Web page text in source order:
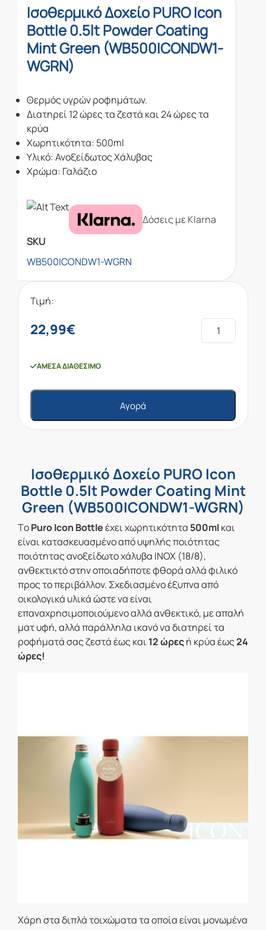
Ισοθερμικό Δοχείο PURO Icon
Bottle 0.5lt Powder Coating
Mint Green (WB500ICONDW1-
WGRN)
Θερμός υγρών ροφημάτων.
Διατηρεί 12 ώρες τα ζεστά και 24 ώρες τα
κρύα
Χωρητικότητα: 500ml
Υλικό: Ανοξείδωτος Χάλυβας
Χρώμα: Γαλάζιο
Δόσεις με Klarna
SKU
WB500ICONDW1-WGRN
Τιμή:
22,99€
ΆΜΕΣΑ ΔΙΑΘΈΣΙΜΟ
Αγορά
Ισοθερμικό Δοχείο PURO Icon
Bottle 0.5lt Powder Coating Mint
Green (WB500ICONDW1-WGRN)
ΤoPuro Icon Bottleέχει χωρητικότητα 500mlκαι
είναι κατασκευασμένο από υψηλής ποιότητας
ποιότητας ανοξείδωτο χάλυβα INOX (18/8),
ανθεκτικτό στην οποιαδήποτε φθορά αλλά φιλικό
προς το περιβάλλον. Σχεδιασμένο έξυπνα από
οικολογικά υλικά ώστε να είναι
επαναχρησιμοποιούμενο αλλά ανθεκτικό, με απαλή
ματ υφή, αλλά παράλληλα ικανό να διατηρεί τα
ροφήματά σας ζεστά έως και 12 ώρεςή κρύα έως24
ώρες!
Χάρη στα διπλά τοιχώματα τα οποία είναι μονωμένα